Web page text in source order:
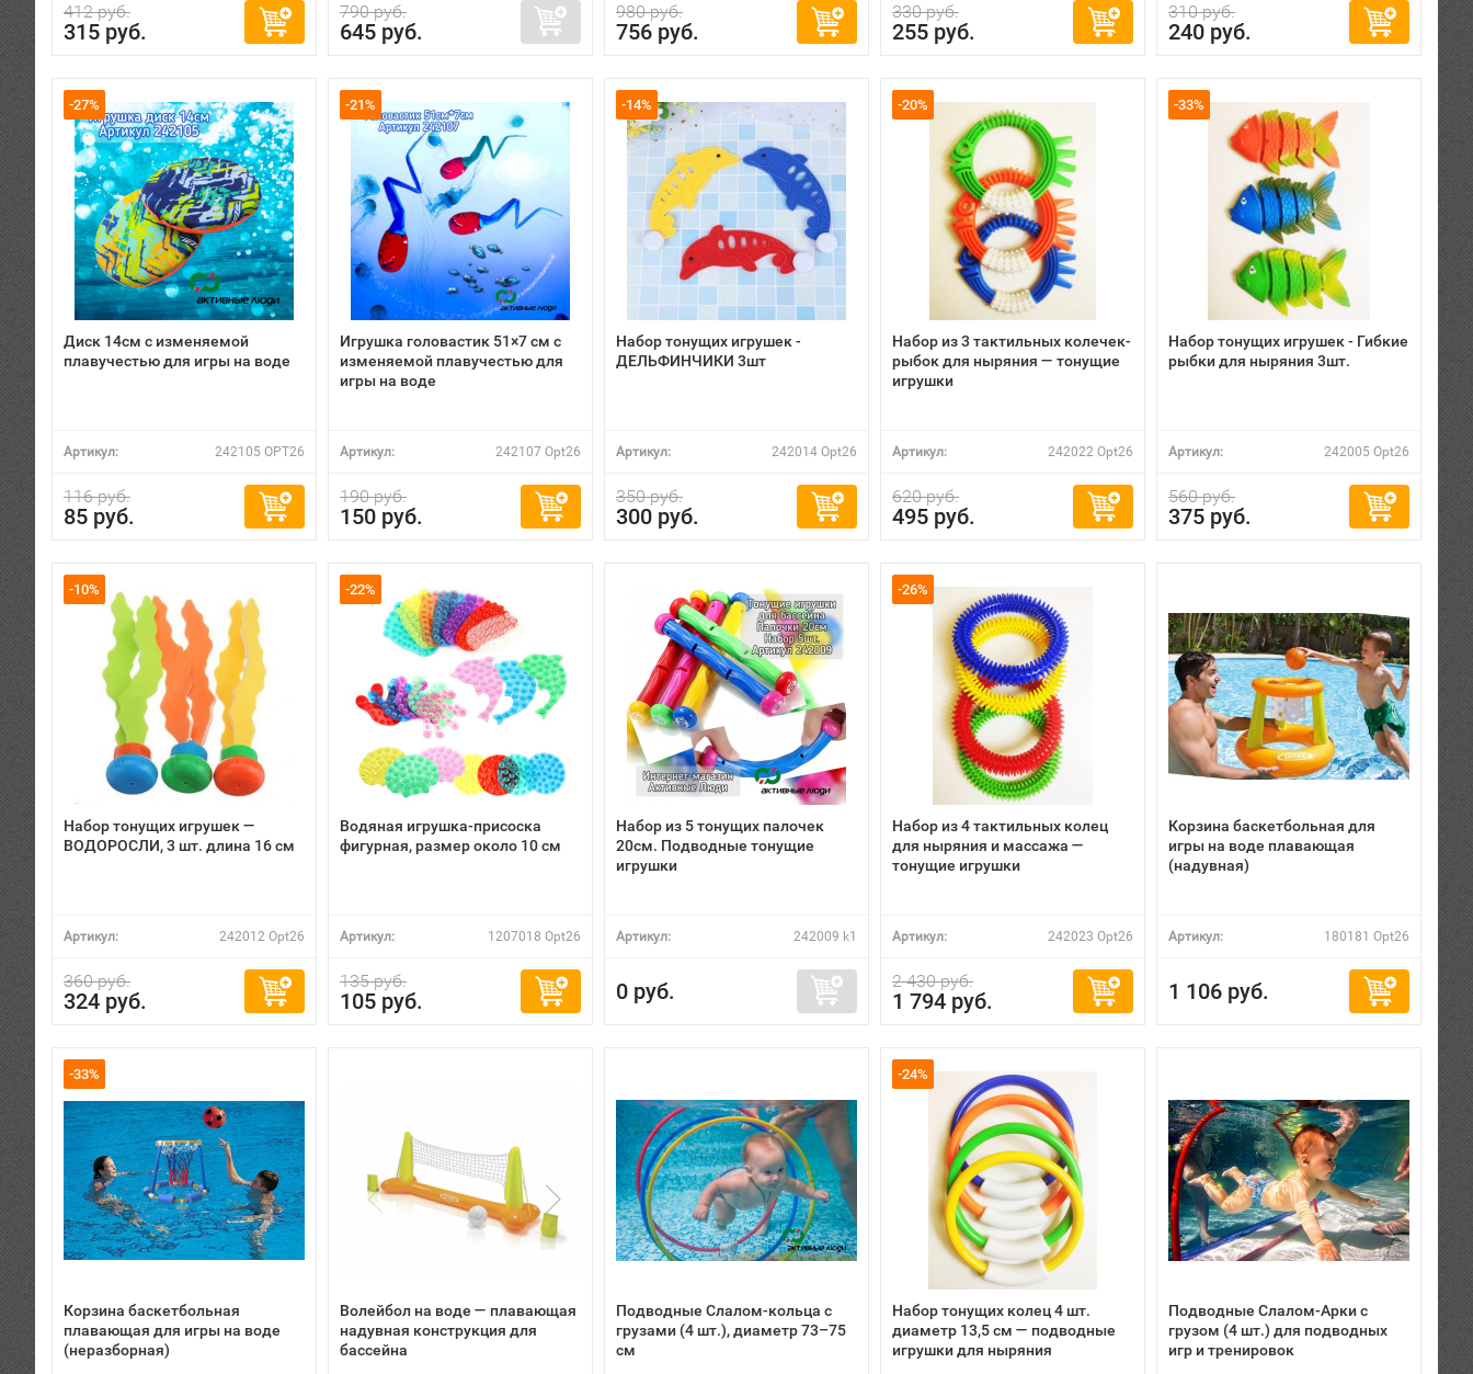
412 руб.
315 руб.
790 руб.
645 руб.
980 руб.
756 руб.
330 руб.
255 руб.
310 руб.
240 руб.
-27%
Диск 14см с изменяемой
плавучестью для игры на воде
Артикул: 242105 OPT26
116 руб.
85 руб.
-21%
Игрушка головастик 51×7 см с
изменяемой плавучестью для
игры на воде
Артикул: 242107 Opt26
190 руб.
150 руб.
-14%
Набор тонущих игрушек -
ДЕЛЬФИНЧИКИ 3шт
Артикул: 242014 Opt26
350 руб.
300 руб.
-20%
Набор из 3 тактильных колечек-
рыбок для ныряния — тонущие
игрушки
Артикул: 242022 Opt26
620 руб.
495 руб.
-33%
Набор тонущих игрушек - Гибкие
рыбки для ныряния 3шт.
Артикул: 242005 Opt26
560 руб.
375 руб.
-10%
Набор тонущих игрушек —
ВОДОРОСЛИ, 3 шт. длина 16 см
Артикул: 242012 Opt26
360 руб.
324 руб.
-22%
Водяная игрушка-присоска
фигурная, размер около 10 см
Артикул: 1207018 Opt26
135 руб.
105 руб.
Набор из 5 тонущих палочек
20см. Подводные тонущие
игрушки
Артикул: 242009 k1
0 руб.
-26%
Набор из 4 тактильных колец
для ныряния и массажа —
тонущие игрушки
Артикул: 242023 Opt26
2 430 руб.
1 794 руб.
Корзина баскетбольная для
игры на воде плавающая
(надувная)
Артикул: 180181 Opt26
1 106 руб.
-33%
Корзина баскетбольная
плавающая для игры на воде
(неразборная)
Волейбол на воде — плавающая
надувная конструкция для
бассейна
Подводные Слалом-кольца с
грузами (4 шт.), диаметр 73–75
см
-24%
Набор тонущих колец 4 шт.
диаметр 13,5 см — подводные
игрушки для ныряния
Подводные Слалом-Арки с
грузом (4 шт.) для подводных
игр и тренировок